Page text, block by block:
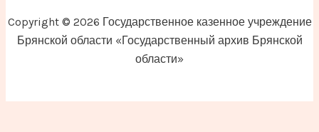
Copyright © 2026 Государственное казенное учреждение
Брянской области «Государственный архив Брянской
области»